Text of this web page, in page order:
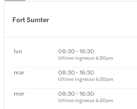
Fort Sumter
lun 08:30 - 16:30
Ultimo ingresso4:30pm
mar 08:30 - 16:30
Ultimo ingresso4:30pm
mer 08:30 - 16:30
Ultimo ingresso4:30pm